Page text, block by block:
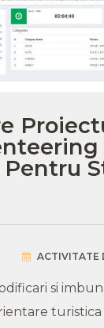
ACTIVITATE
si
turistica